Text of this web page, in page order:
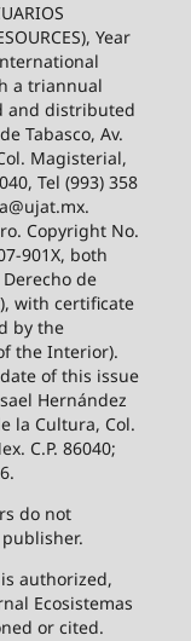
Year
a triannual
and distributed
Tabasco, Av.
Magisterial,
Tel (993) 358
Copyright No.
901X, both
de
with certificate
by the
the Interior).
of this issue
Hernández
la Cultura, Col.
C.P. 86040;
do not
authorized,
Ecosistemas
or cited.